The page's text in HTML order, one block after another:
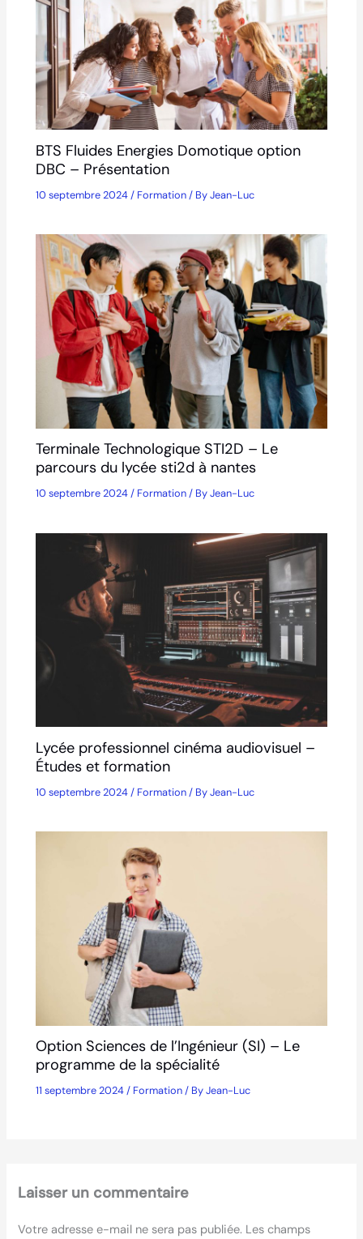
BTS Fluides Energies Domotique option
DBC – Présentation
10 septembre 2024/ Formation/ ByJean-Luc
Terminale Technologique STI2D – Le
parcours du lycée sti2d à nantes
10 septembre 2024/ Formation/ ByJean-Luc
Lycée professionnel cinéma audiovisuel –
Études et formation
10 septembre 2024/ Formation/ ByJean-Luc
Option Sciences de l’Ingénieur (SI) – Le
programme de la spécialité
11 septembre 2024/ Formation/ ByJean-Luc
Laisser un commentaire
Votre adresse e-mail ne sera pas publiée. Les champs